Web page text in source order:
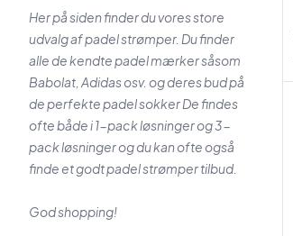
Her på siden finder du vores store
udvalg af padel strømper. Du finder
alle de kendte padel mærker såsom
Babolat, Adidas osv. og deres bud på
de perfekte padel sokker De findes
ofte både i 1-pack løsninger og 3-
pack løsninger og du kan ofte også
finde et godt padel strømper tilbud.
God shopping!